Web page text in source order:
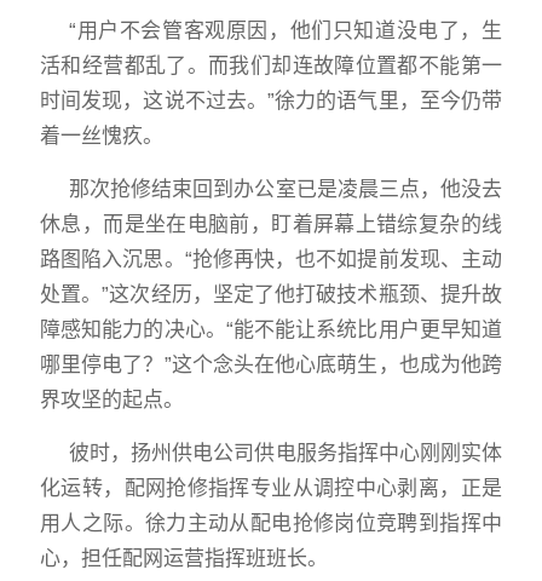
“用户不会管客观原因，他们只知道没电了，生
活和经营都乱了。而我们却连故障位置都不能第一
时间发现，这说不过去。”徐力的语气里，至今仍带
着一丝愧疚。
那次抢修结束回到办公室已是凌晨三点，他没去
休息，而是坐在电脑前，盯着屏幕上错综复杂的线
路图陷入沉思。“抢修再快，也不如提前发现、主动
处置。”这次经历，坚定了他打破技术瓶颈、提升故
障感知能力的决心。“能不能让系统比用户更早知道
哪里停电了？”这个念头在他心底萌生，也成为他跨
界攻坚的起点。
彼时，扬州供电公司供电服务指挥中心刚刚实体
化运转，配网抢修指挥专业从调控中心剥离，正是
用人之际。徐力主动从配电抢修岗位竞聘到指挥中
心，担任配网运营指挥班班长。